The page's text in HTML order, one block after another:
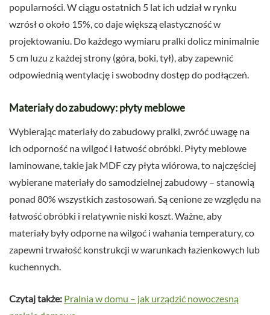
popularności. W ciągu ostatnich 5 lat ich udział w rynku
wzrósł o około 15%, co daje większą elastyczność w
projektowaniu. Do każdego wymiaru pralki dolicz minimalnie
5 cm luzu z każdej strony (góra, boki, tył), aby zapewnić
odpowiednią wentylację i swobodny dostęp do podłączeń.
Materiały do zabudowy: płyty meblowe
Wybierając materiały do zabudowy pralki, zwróć uwagę na
ich odporność na wilgoć i łatwość obróbki. Płyty meblowe
laminowane, takie jak MDF czy płyta wiórowa, to najczęściej
wybierane materiały do samodzielnej zabudowy – stanowią
ponad 80% wszystkich zastosowań. Są cenione ze względu na
łatwość obróbki i relatywnie niski koszt. Ważne, aby
materiały były odporne na wilgoć i wahania temperatury, co
zapewni trwałość konstrukcji w warunkach łazienkowych lub
kuchennych.
Czytaj także: Pralnia w domu – jak urządzić nowoczesną